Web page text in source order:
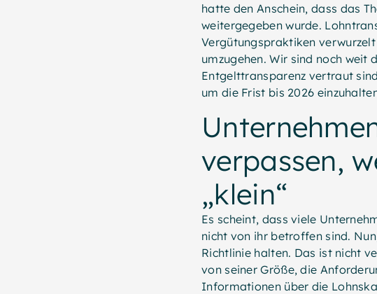
hatte den Anschein, dass das
weitergegeben wurde.
Vergütungspraktiken
umzugehen. Wir sind noch
Entgelttransparenz vertraut
um die Frist bis 2026
verpassen,
„klein“
Es scheint, dass viele
nicht von ihr betroffen sind.
Richtlinie halten. Das ist nicht
von seiner Größe, die
Informationen über die